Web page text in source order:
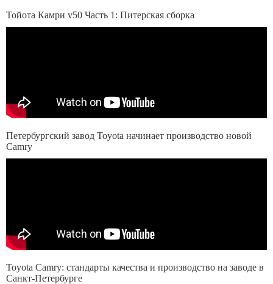
Тойота Камри v50 Часть 1: Питерская сборка
Петербургский завод Toyota начинает производство новой
Camry
Toyota Camry: стандарты качества и производство на заводе в
Санкт-Петербурге